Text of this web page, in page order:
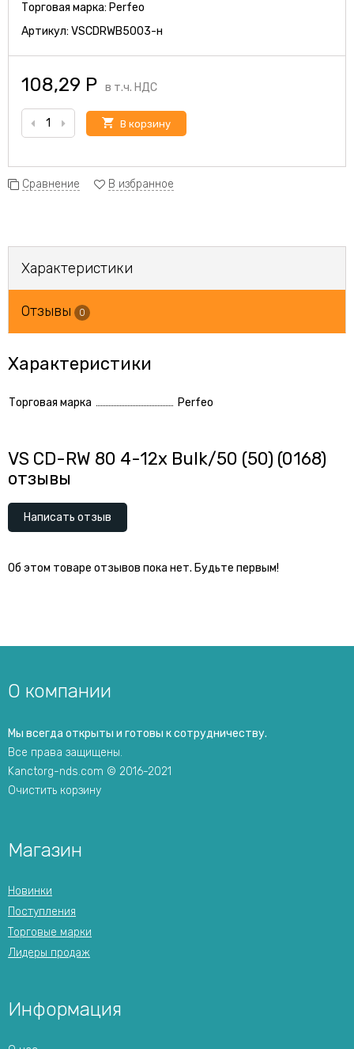
Торговая марка: Perfeo
Артикул: VSCDRWB5003-н
108,29 Р в т.ч. НДС
В корзину
Сравнение В избранное
Характеристики
Отзывы 0
Характеристики
Торговая марка Perfeo
VS CD-RW 80 4-12x Bulk/50 (50) (0168)
отзывы
Написать отзыв
Об этом товаре отзывов пока нет. Будьте первым!
О компании
Мы всегда открыты и готовы к сотрудничеству.
Все права защищены.
Kanctorg-nds.com © 2016-2021
Очистить корзину
Магазин
Новинки
Поступления
Торговые марки
Лидеры продаж
Информация